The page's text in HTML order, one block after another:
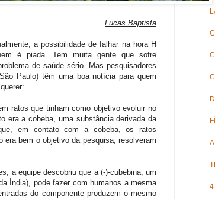
Lucas Baptista
a possibilidade de falhar na hora H
é piada. Tem muita gente que sofre
de saúde sério. Mas pesquisadores
Paulo) têm uma boa notícia para quem
ratos que tinham como objetivo evoluir no
era a cobeba, uma substância derivada da
em contato com a cobeba, os ratos
bem o objetivo da pesquisa, resolveram
a equipe descobriu que a (-)-cubebina, um
Índia), pode fazer com humanos a mesma
do componente produzem o mesmo
4